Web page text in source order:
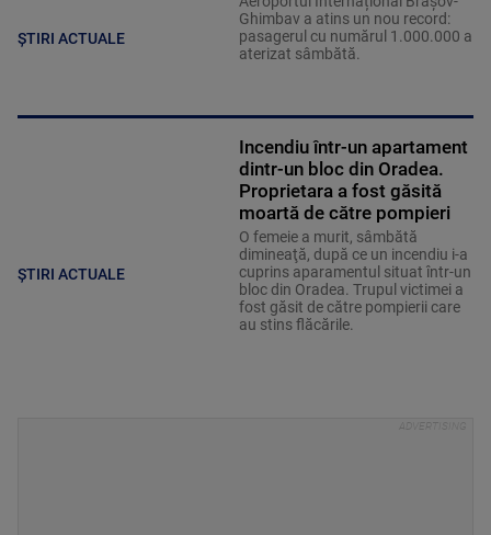
ȘTIRI ACTUALE
Ghimbav a atins un nou record:
pasagerul cu numărul 1.000.000 a
aterizat sâmbătă.
ȘTIRI ACTUALE
Incendiu într-un apartament
dintr-un bloc din Oradea.
Proprietara a fost găsită
moartă de către pompieri
O femeie a murit, sâmbătă
dimineaţă, după ce un incendiu i-a
cuprins aparamentul situat într-un
bloc din Oradea. Trupul victimei a
fost găsit de către pompierii care
au stins flăcările.